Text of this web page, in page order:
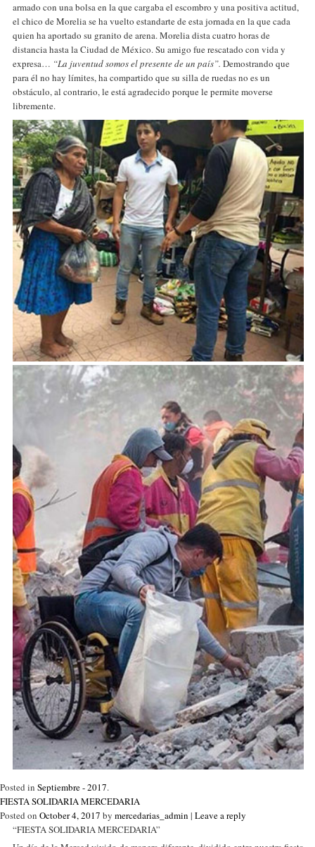
armado con una bolsa en la que cargaba el escombro y una positiva actitud,
el chico de Morelia se ha vuelto estandarte de esta jornada en la que cada
quien ha aportado su granito de arena. Morelia dista cuatro horas de
distancia hasta la Ciudad de México. Su amigo fue rescatado con vida y
expresa… “La juventud somos el presente de un país”. Demostrando que
para él no hay límites, ha compartido que su silla de ruedas no es un
obstáculo, al contrario, le está agradecido porque le permite moverse
libremente.
Posted in Septiembre - 2017.
FIESTA SOLIDARIA MERCEDARIA
Posted on October 4, 2017 by mercedarias_admin | Leave a reply
“FIESTA SOLIDARIA MERCEDARIA”